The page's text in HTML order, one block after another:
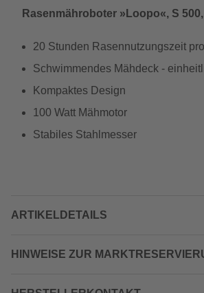
Rasenmähroboter »Loopo«, S 500,
20 Stunden Rasennutzungszeit
Schwimmendes Mähdeck -
Kompaktes Design
100 Watt Mähmotor
Stabiles Stahlmesser
ARTIKELDETAILS
HINWEISE ZUR